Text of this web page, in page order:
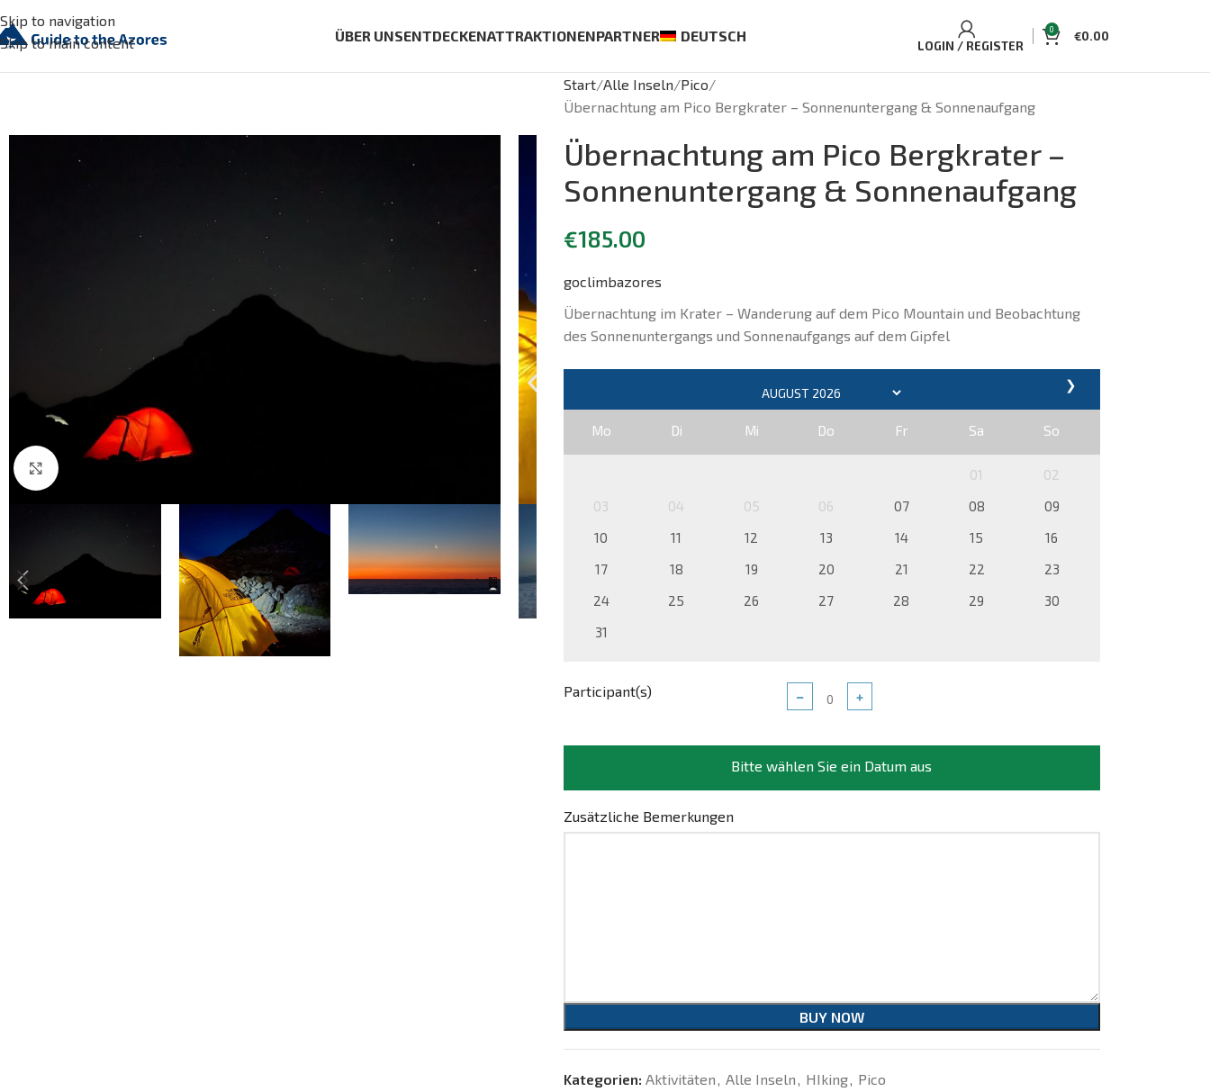
Skip to navigation
Skip to main content
ÜBER UNSENTDECKENATTRAKTIONENPARTNER DEUTSCH
LOGIN / REGISTER
0 €0.00
Click to enlarge
Start Alle Inseln Pico
Übernachtung am Pico Bergkrater – Sonnenuntergang & Sonnenaufgang
Übernachtung am Pico Bergkrater –
Sonnenuntergang & Sonnenaufgang
€185.00
goclimbazores
Übernachtung im Krater – Wanderung auf dem Pico Mountain und Beobachtung
des Sonnenuntergangs und Sonnenaufgangs auf dem Gipfel
❯
Mo Di Mi Do Fr Sa So
01
02
03
04 05 06 07 08
09
10
11 12 13 14 15
16
17
18 19 20 21 22
23
24
25 26 27 28 29
30
31
Participant(s) − +
Bitte wählen Sie ein Datum aus
Zusätzliche Bemerkungen
BUY NOW
Kategorien: Aktivitäten, Alle Inseln, HIking, Pico